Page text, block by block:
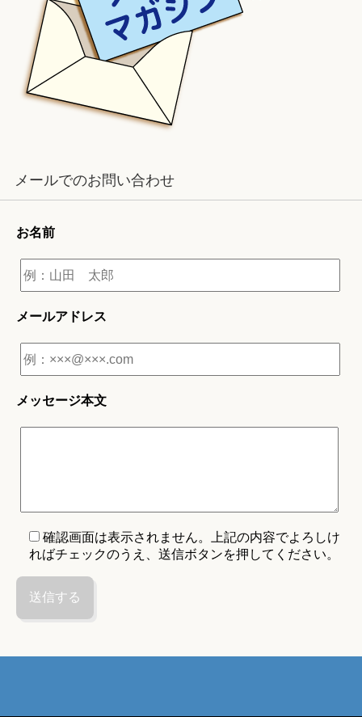
メールでのお問い合わせ
お名前
メールアドレス
メッセージ本文
確認画面は表示されません。上記の内容でよろしけ
ればチェックのうえ、送信ボタンを押してください。